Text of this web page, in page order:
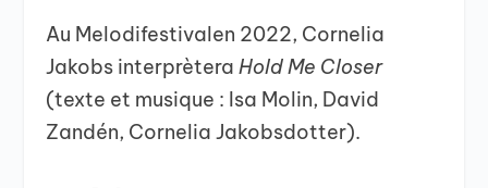
Au Melodifestivalen 2022, Cornelia
Jakobs interprèteraHold Me Closer
(texte et musique : Isa Molin, David
Zandén, Cornelia Jakobsdotter).